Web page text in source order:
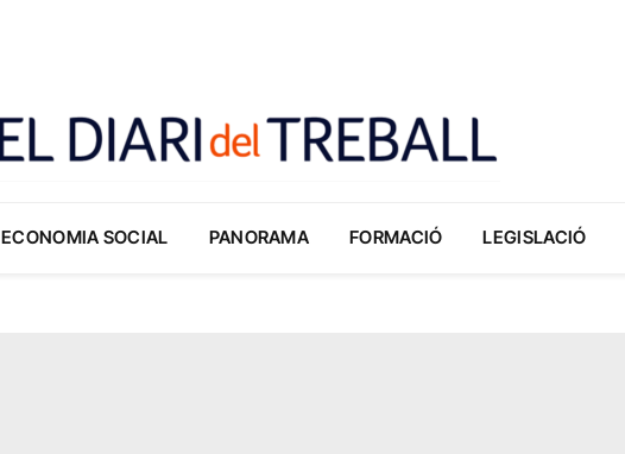
ECONOMIA SOCIAL PANORAMA FORMACIÓ LEGISLACIÓ